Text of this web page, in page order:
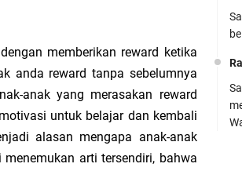
memberikan reward ketika
anda reward tanpa sebelumnya
anak yang merasakan reward
untuk belajar dan kembali
alasan mengapa anak-anak
arti tersendiri, bahwa